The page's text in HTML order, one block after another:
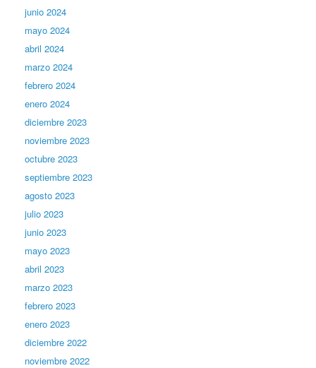
junio 2024
mayo 2024
abril 2024
marzo 2024
febrero 2024
enero 2024
diciembre 2023
noviembre 2023
octubre 2023
septiembre 2023
agosto 2023
julio 2023
junio 2023
mayo 2023
abril 2023
marzo 2023
febrero 2023
enero 2023
diciembre 2022
noviembre 2022